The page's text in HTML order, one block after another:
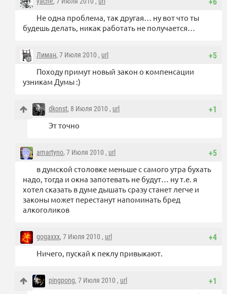
Не одна проблема, так другая… ну вот что ты
будешь делать, никак работать не получается…
+5
Лиман, 7 Июля 2010 , url
Походу примут новый закон о компенсации
узникам Думы :)
+1
dkonst, 8 Июля 2010 , url
Эт точно
+5
amartyno, 7 Июля 2010 , url
в думской столовке меньше с самого утра бухать
надо, тогда и окна запотевать не будут… ну т.е. я
хотел сказать в думе дышать сразу станет легче и
законы может перестанут напоминать бред
алкоголиков
+4
gogaxxx, 7 Июля 2010 , url
Ничего, пускай к пеклу привыкают.
+1
pingpong, 7 Июля 2010 , url